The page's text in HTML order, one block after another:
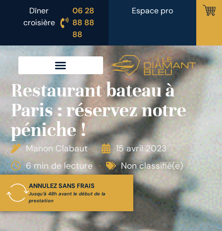
Dîner
croisière
06 28
88 88
88
Espace pro
Restaurant bateau à
Paris : réservez notre
péniche !
Manon Clabaut
15 avril 2023
6 min de lecture
Non classifié(e)
ANNULEZ SANS FRAIS
Jusqu’à 48h avant le début de la
prestation